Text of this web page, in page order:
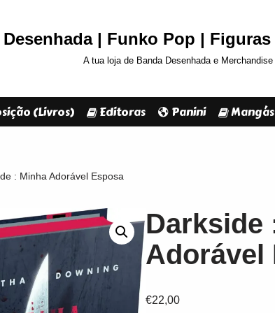
| Funko Pop |
A tua loja de Banda Desenhada e
(Livros) Editoras Panini Mangás
: Minha Adorável Esposa
Darkside
Adorável
€22,00